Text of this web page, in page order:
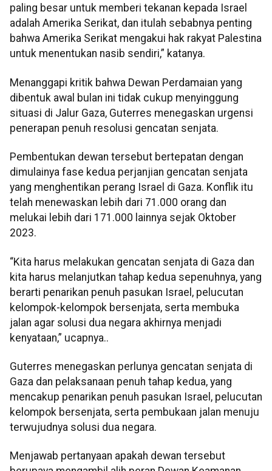
paling besar untuk memberi tekanan kepada Israel
adalah Amerika Serikat, dan itulah sebabnya penting
bahwa Amerika Serikat mengakui hak rakyat Palestina
untuk menentukan nasib sendiri,” katanya.
Menanggapi kritik bahwa Dewan Perdamaian yang
dibentuk awal bulan ini tidak cukup menyinggung
situasi di Jalur Gaza, Guterres menegaskan urgensi
penerapan penuh resolusi gencatan senjata.
Pembentukan dewan tersebut bertepatan dengan
dimulainya fase kedua perjanjian gencatan senjata
yang menghentikan perang Israel di Gaza. Konflik itu
telah menewaskan lebih dari 71.000 orang dan
melukai lebih dari 171.000 lainnya sejak Oktober
2023.
“Kita harus melakukan gencatan senjata di Gaza dan
kita harus melanjutkan tahap kedua sepenuhnya, yang
berarti penarikan penuh pasukan Israel, pelucutan
kelompok-kelompok bersenjata, serta membuka
jalan agar solusi dua negara akhirnya menjadi
kenyataan,” ucapnya..
Guterres menegaskan perlunya gencatan senjata di
Gaza dan pelaksanaan penuh tahap kedua, yang
mencakup penarikan penuh pasukan Israel, pelucutan
kelompok bersenjata, serta pembukaan jalan menuju
terwujudnya solusi dua negara.
Menjawab pertanyaan apakah dewan tersebut